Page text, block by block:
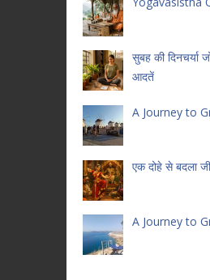
सुबह की दिनचर्या
आदतें
A Journey to
एक दोहे से बदला
A Journey to